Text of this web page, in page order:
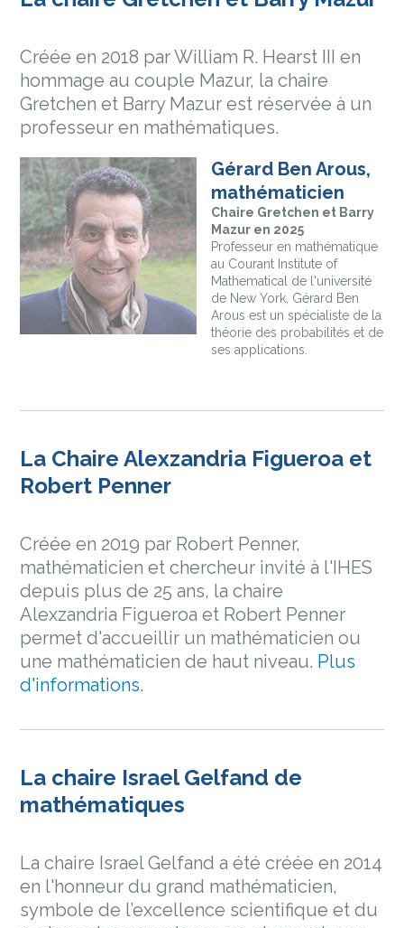
Créée en 2018 par William R. Hearst III en
hommage au couple Mazur, la chaire
Gretchen et Barry Mazur est réservée à un
professeur en mathématiques.
Gérard Ben Arous,
mathématicien
Chaire Gretchen et Barry
Mazur en 2025
Professeur en mathématique
au Courant Institute of
Mathematical de l'université
de New York, Gérard Ben
Arous est un spécialiste de la
théorie des probabilités et de
ses applications.
La Chaire Alexzandria Figueroa et
Robert Penner
Créée en 2019 par Robert Penner,
mathématicien et chercheur invité à l'IHES
depuis plus de 25 ans, la chaire
Alexzandria Figueroa et Robert Penner
permet d'accueillir un mathématicien ou
une mathématicien de haut niveau. Plus
d'informations.
La chaire Israel Gelfand de
mathématiques
La chaire Israel Gelfand a été créée en 2014
en l'honneur du grand mathématicien,
symbole de l’excellence scientifique et du